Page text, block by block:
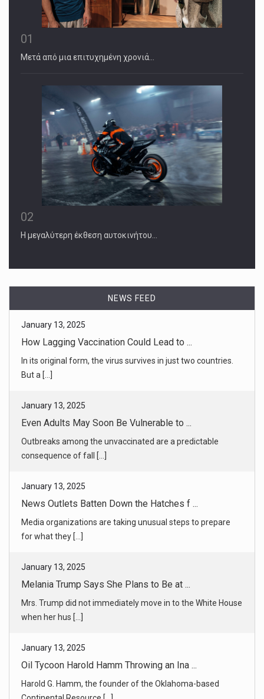
01
Μετά από μια επιτυχημένη χρονιά…
02
Η μεγαλύτερη έκθεση αυτοκινήτου…
NEWS FEED
January 13, 2025
Even Adults May Soon Be Vulnerable to ...
Outbreaks among the unvaccinated are a predictable
consequence of fall [...]
January 13, 2025
News Outlets Batten Down the Hatches f ...
Media organizations are taking unusual steps to prepare
for what they [...]
January 13, 2025
Melania Trump Says She Plans to Be at ...
Mrs. Trump did not immediately move in to the White House
when her hus [...]
January 13, 2025
Oil Tycoon Harold Hamm Throwing an Ina ...
Harold G. Hamm, the founder of the Oklahoma-based
Continental Resource [...]
January 13, 2025
China’s Trade Surplus Reaches a Record ...
China’s vast exports in 2024 exceeded its imports on a scale